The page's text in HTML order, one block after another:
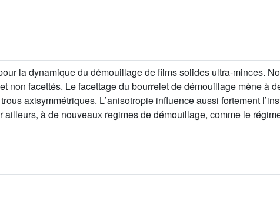
la dynamique du démouillage de films solides ultra-minces.
non facettés. Le facettage du bourrelet de démouillage mène à
axisymmétriques. Lʼanisotropie influence aussi fortement
ailleurs, à de nouveaux regimes de démouillage, comme le